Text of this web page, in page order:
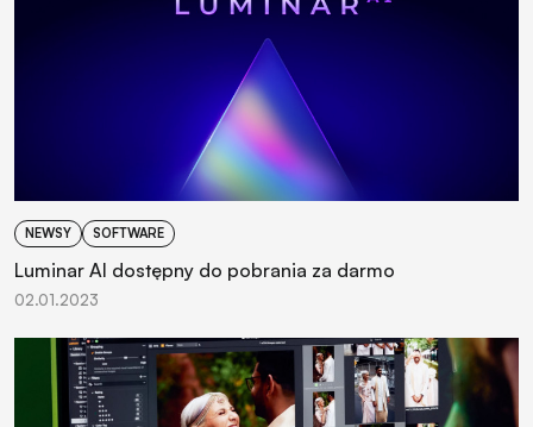
NEWSY SOFTWARE
Luminar AI dostępny do pobrania za darmo
02.01.2023